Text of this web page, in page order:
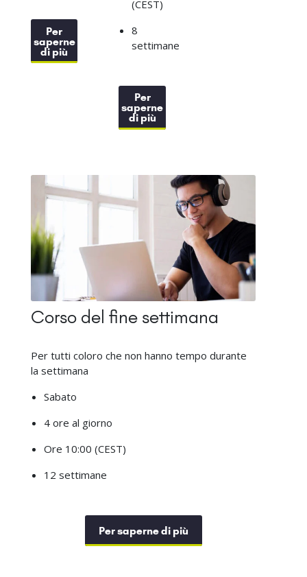
Per
saperne
di più
(CEST)
8
settimane
Per
saperne
di più
Corso del fine settimana
Per tutti coloro che non hanno tempo durante
la settimana
Sabato
4 ore al giorno
Ore 10:00 (CEST)
12 settimane
Per saperne di più